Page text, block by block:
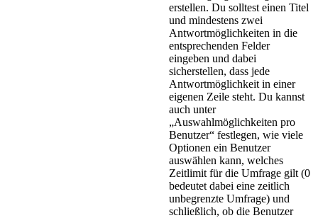
erstellen. Du solltest einen Titel
und mindestens zwei
Antwortmöglichkeiten in die
entsprechenden Felder
eingeben und dabei
sicherstellen, dass jede
Antwortmöglichkeit in einer
eigenen Zeile steht. Du kannst
auch unter
„Auswahlmöglichkeiten pro
Benutzer“ festlegen, wie viele
Optionen ein Benutzer
auswählen kann, welches
Zeitlimit für die Umfrage gilt (0
bedeutet dabei eine zeitlich
unbegrenzte Umfrage) und
schließlich, ob die Benutzer